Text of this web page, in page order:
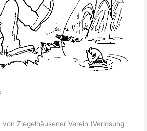
von Ziegelhäusener Verein (Verlosung